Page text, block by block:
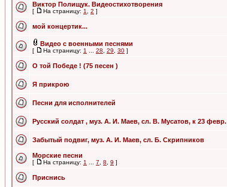
Виктор Полищук. Видеостихотворения
[ На страницу: 1 2 ]
мой концертик...
Видео с военными песнями
[ На страницу: 1 28 29 30 ]
О той Победе ! (75 песен )
Я прикрою
Песни для исполнителей
Русский солдат , муз. А. И. Маев, сл. В. Мусатов, к 23 февр.
Забытый подвиг, муз. А. И. Маев, сл. Б. Скрипников
Морские песни
[ На страницу: 1 7 8 9 ]
Приснись